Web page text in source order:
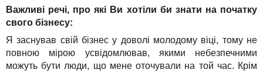
Важливі речі, про які Ви хотіли би знати на початку
свого бізнесу:
Я заснував свій бізнес у доволі молодому віці, тому не
повною мірою усвідомлював, якими небезпечними
можуть бути люди, що мене оточували на той час. Крім